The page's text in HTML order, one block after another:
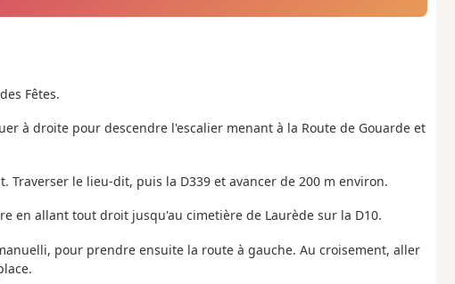
Fêtes.
à droite pour descendre l'escalier menant à la Route de Gouarde et
Traverser le lieu-dit, puis la D339 et avancer de 200 m environ.
en allant tout droit jusqu'au cimetière de Laurède sur la D10.
pour prendre ensuite la route à gauche. Au croisement, aller